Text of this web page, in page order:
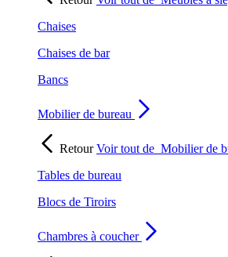
Chaises
Chaises de bar
Bancs
Mobilier de bureau
RetourVoir tout de Mobilier de
Tables de bureau
Blocs de Tiroirs
Chambres à coucher